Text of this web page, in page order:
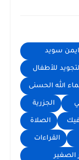
ايمن سويد
للأطفال
الله الحسنى
الجزرية
الصلاة
القراءات
الصغير